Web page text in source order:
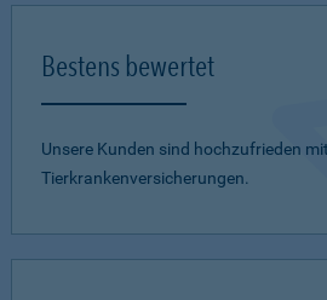
Bestens bewertet
Unsere Kunden sind hochzufrieden
Tierkrankenversicherungen.